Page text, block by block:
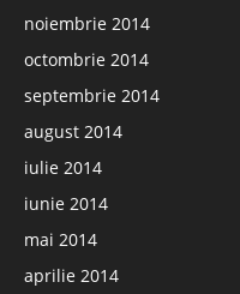
noiembrie 2014
octombrie 2014
septembrie 2014
august 2014
iulie 2014
iunie 2014
mai 2014
aprilie 2014